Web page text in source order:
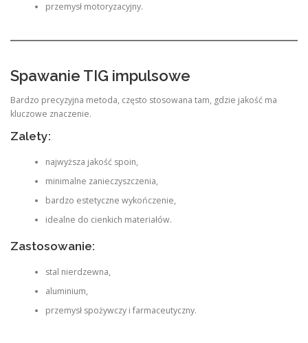
przemysł motoryzacyjny.
Spawanie TIG impulsowe
Bardzo precyzyjna metoda, często stosowana tam, gdzie jakość ma
kluczowe znaczenie.
Zalety:
najwyższa jakość spoin,
minimalne zanieczyszczenia,
bardzo estetyczne wykończenie,
idealne do cienkich materiałów.
Zastosowanie:
stal nierdzewna,
aluminium,
przemysł spożywczy i farmaceutyczny.